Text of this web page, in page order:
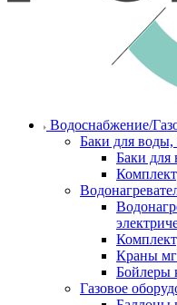
Водоснабжение/
Баки для воды,
Баки для
Краны
Бойлеры
Газовое